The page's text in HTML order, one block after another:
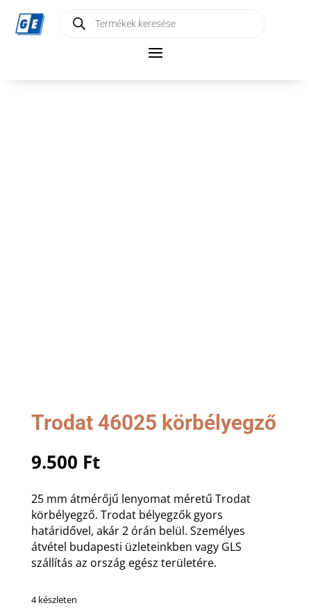
search
Trodat 46025 körbélyegző
9.500 Ft
25 mm átmérőjű lenyomat méretű Trodat
körbélyegző. Trodat bélyegzők gyors
határidővel, akár 2 órán belül. Személyes
átvétel budapesti üzleteinkben vagy GLS
szállítás az ország egész területére.
4 készleten